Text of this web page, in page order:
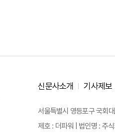
신문사소개 기사제보
서울특별시 영등포구 국
제호 : 더파워 | 법인명 : 주